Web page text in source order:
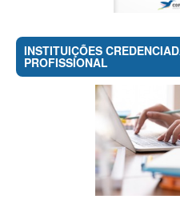
INSTITUIÇÕES
PROFISSIONAL